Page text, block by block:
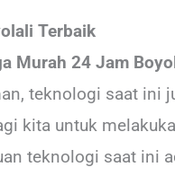
Terbaik
Murah 24 Jam
teknologi saat ini
kita untuk
teknologi saat ini